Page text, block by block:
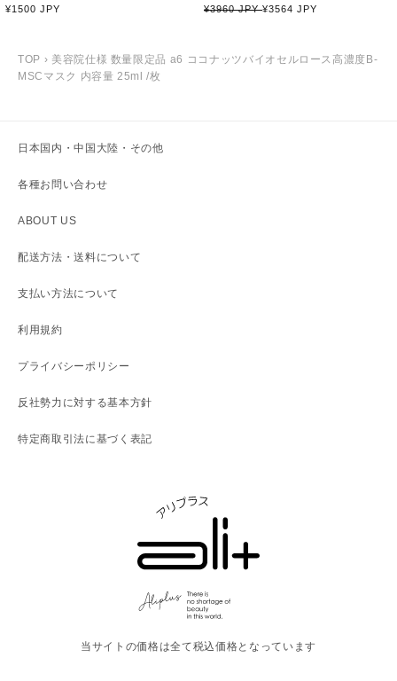
MSCマスク 内容量 25ml /枚
通
¥1500 JPY
美容液1本分（25ml）×10枚（JAN
通
¥3960 JPY¥3564 JPY
TOP › 美容院仕様 数量限定品 a6 ココナッツバイオセルロース高濃度B-
MSCマスク 内容量 25ml /枚
日本国内・中国大陸・その他
各種お問い合わせ
ABOUT US
配送方法・送料について
支払い方法について
利用規約
プライバシーポリシー
反社勢力に対する基本方針
特定商取引法に基づく表記
当サイトの価格は全て税込価格となっています